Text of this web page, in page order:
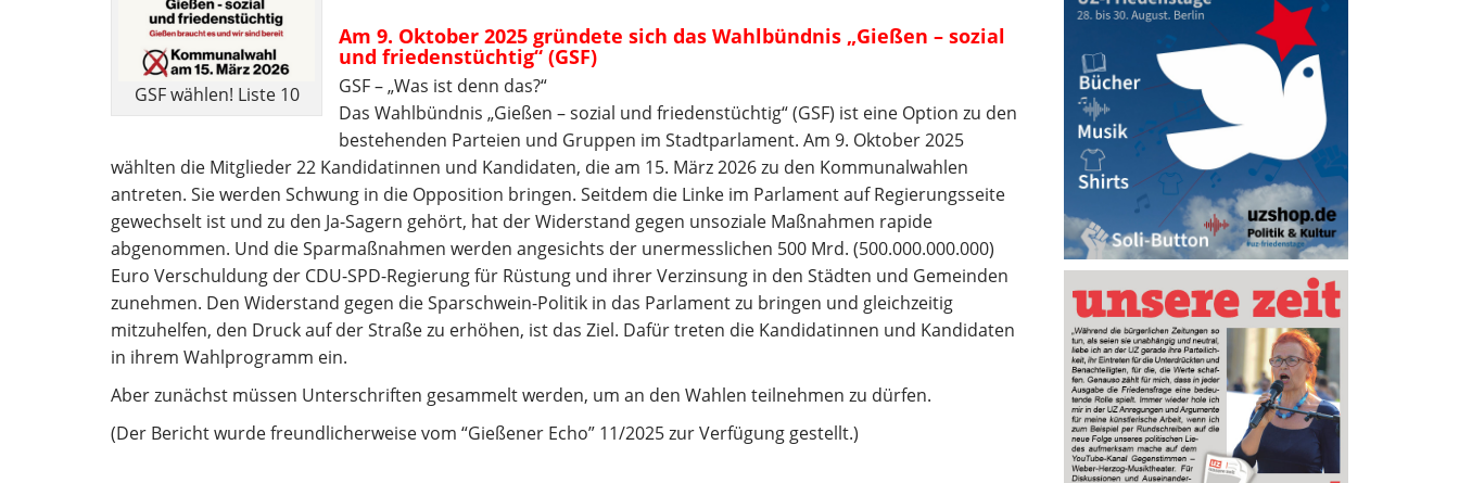
GSF wählen! Liste 10
Am 9. Oktober 2025 gründete sich das Wahlbündnis „Gießen – sozial
und friedenstüchtig“ (GSF)
GSF – „Was ist denn das?“
Das Wahlbündnis „Gießen – sozial und friedenstüchtig“ (GSF) ist eine Option zu den
bestehenden Parteien und Gruppen im Stadtparlament. Am 9. Oktober 2025
wählten die Mitglieder 22 Kandidatinnen und Kandidaten, die am 15. März 2026 zu den Kommunalwahlen
antreten. Sie werden Schwung in die Opposition bringen. Seitdem die Linke im Parlament auf Regierungsseite
gewechselt ist und zu den Ja-Sagern gehört, hat der Widerstand gegen unsoziale Maßnahmen rapide
abgenommen. Und die Sparmaßnahmen werden angesichts der unermesslichen 500 Mrd. (500.000.000.000)
Euro Verschuldung der CDU-SPD-Regierung für Rüstung und ihrer Verzinsung in den Städten und Gemeinden
zunehmen. Den Widerstand gegen die Sparschwein-Politik in das Parlament zu bringen und gleichzeitig
mitzuhelfen, den Druck auf der Straße zu erhöhen, ist das Ziel. Dafür treten die Kandidatinnen und Kandidaten
in ihrem Wahlprogramm ein.
Aber zunächst müssen Unterschriften gesammelt werden, um an den Wahlen teilnehmen zu dürfen.
(Der Bericht wurde freundlicherweise vom “Gießener Echo” 11/2025 zur Verfügung gestellt.)